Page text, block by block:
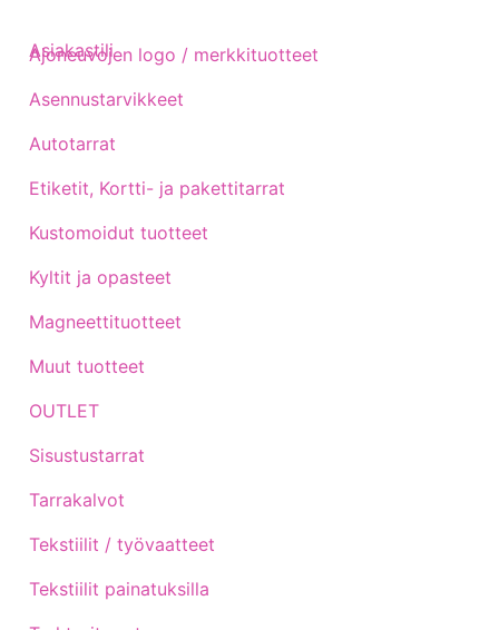
Ajoneuvojen logo / merkkituotteet
Asennustarvikkeet
Autotarrat
Etiketit, Kortti- ja pakettitarrat
Kustomoidut tuotteet
Kyltit ja opasteet
Magneettituotteet
Muut tuotteet
OUTLET
Sisustustarrat
Tarrakalvot
Tekstiilit / työvaatteet
Tekstiilit painatuksilla
Asiakastili